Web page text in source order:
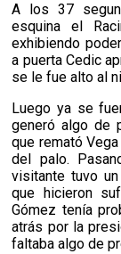
A los 37
esquina el
exhibiendo
a puerta Cedic
se le fue alto al
Luego ya se
generó algo de
que remató
del palo.
visitante tuvo
que hicieron
Gómez tenía
atrás por la
faltaba algo de